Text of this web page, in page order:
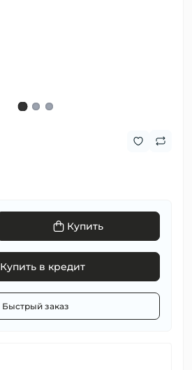
Купить
Купить в кредит
Быстрый заказ